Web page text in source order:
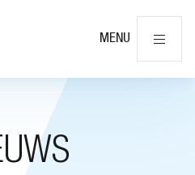
MENU